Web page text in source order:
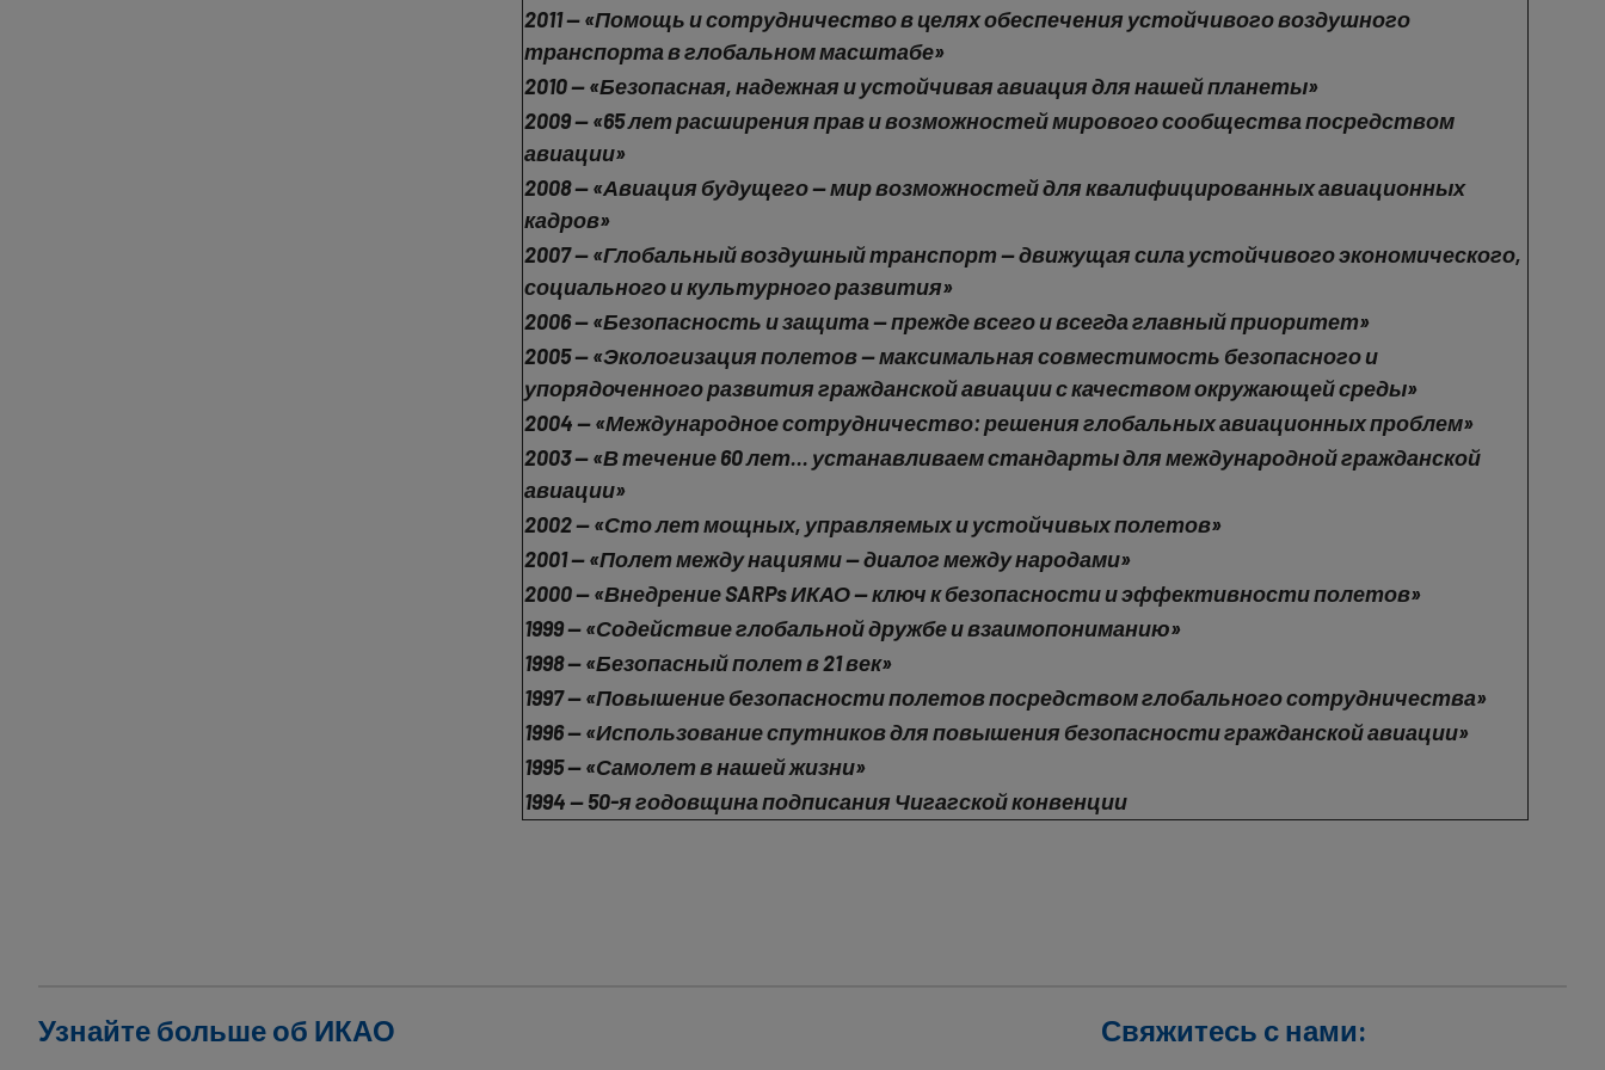
2011 — «Помощь и сотрудничество в целях обеспечения устойчивого воздушного
транспорта в глобальном масштабе»
2010 — «Безопасная, надежная и устойчивая авиация для нашей планеты»
2009 — «65 лет расширения прав и возможностей мирового сообщества посредством
авиации»
2008 — «Авиация будущего — мир возможностей для квалифицированных авиационных
кадров»
2007 — «Глобальный воздушный транспорт — движущая сила устойчивого экономического,
социального и культурного развития»
2006 — «Безопасность и защита — прежде всего и всегда главный приоритет»
2005 — «Экологизация полетов — максимальная совместимость безопасного и
упорядоченного развития гражданской авиации с качеством окружающей среды»
2004 — «Международное сотрудничество: решения глобальных авиационных проблем»
2003 — «В течение 60 лет... устанавливаем стандарты для международной гражданской
авиации»
2002 — «Сто лет мощных, управляемых и устойчивых полетов»
2001 — «Полет между нациями — диалог между народами»
2000 — «Внедрение SARPs ИКАО — ключ к безопасности и эффективности полетов»
1999 — «Содействие глобальной дружбе и взаимопониманию»
1998 — «Безопасный полет в 21 век»
1997 — «Повышение безопасности полетов посредством глобального сотрудничества»
1996 — «Использование спутников для повышения безопасности гражданской авиации»
1995 — «Самолет в нашей жизни»
1994 — 50-я годовщина подписания Чигагской конвенции
Узнайте больше об ИКАО Свяжитесь с нами:
data
and
cookies